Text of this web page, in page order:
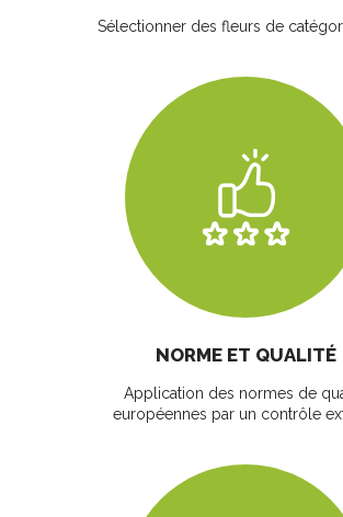
Sélectionner des fleurs de
NORME ET QUALITÉ
Application des normes de
européennes par un contrôle